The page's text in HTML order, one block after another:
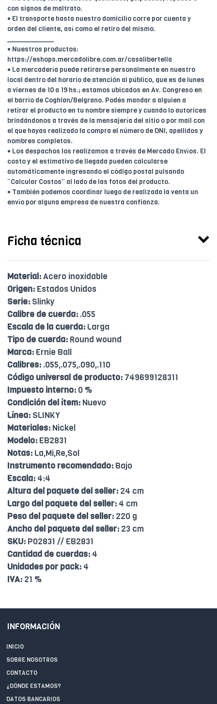
con signos de maltrato.
• El transporte hasta nuestro domicilio corre por cuenta y
orden del cliente, así como el retiro del mismo.
____________
• Nuestros productos:
https://eshops.mercadolibre.com.ar/casalibertella
• La mercadería puede retirarse personalmente en nuestro
local dentro del horario de atención al público, que es de lunes
a viernes de 10 a 19 hs.; estamos ubicados en Av. Congreso en
el barrio de Coghlan/Belgrano. Podés mandar a alguien a
retirar el producto en tu nombre siempre y cuando lo autorices
brindándonos a través de la mensajería del sitio o por mail con
el que hayas realizado la compra el número de DNI, apellidos y
nombres completos.
• Los despachos los realizamos a través de Mercado Envíos. El
costo y el estimativo de llegada pueden calcularse
automáticamente ingresando el código postal pulsando
“Calcular Costos” al lado de las fotos del producto.
• También podemos coordinar luego de realizada la venta un
envío por alguna empresa de nuestra confianza.
Ficha técnica
Material:Acero inoxidable
Origen: Estados Unidos
Serie: Slinky
Calibre de cuerda: .055
Escala de la cuerda: Larga
Tipo de cuerda: Round wound
Marca: Ernie Ball
Calibres: .055,.075,.090,.110
Código universal de producto: 749699128311
Impuesto interno: 0 %
Condición del ítem: Nuevo
Línea: SLINKY
Materiales: Nickel
Modelo: EB2831
Notas: La,Mi,Re,Sol
Instrumento recomendado: Bajo
Escala: 4:4
Altura del paquete del seller: 24 cm
Largo del paquete del seller: 4 cm
Peso del paquete del seller: 220 g
Ancho del paquete del seller: 23 cm
SKU: P02831 // EB2831
Cantidad de cuerdas: 4
Unidades por pack: 4
IVA: 21 %
INFORMACIÓN
INICIO
SOBRE NOSOTROS
CONTACTO
¿DÓNDE ESTAMOS?
DATOS BANCARIOS